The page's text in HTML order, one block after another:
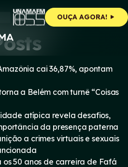
OUÇA AGORA!
Pesquisar
cai 36,87%, apontam
a Belém com turnê “Coisas
atípica revela desafios,
da presença paterna
a crimes virtuais e sexuais
os 50 anos de carreira de Fafá